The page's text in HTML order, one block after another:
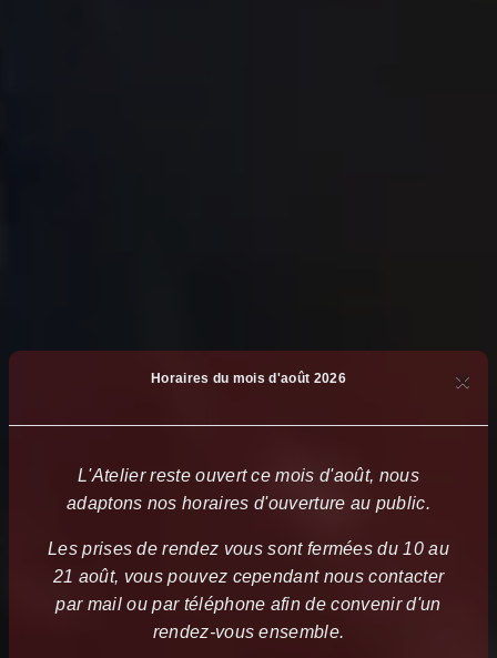
Horaires du mois d'août 2026 ×
L'Atelier reste ouvert ce mois d'août, nous
adaptons nos horaires d'ouverture au public.
Les prises de rendez vous sont fermées du 10 au
21 août, vous pouvez cependant nous contacter
par mail ou par téléphone afin de convenir d'un
rendez-vous ensemble.